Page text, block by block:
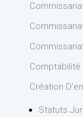
Comptabilité
Création
Statuts